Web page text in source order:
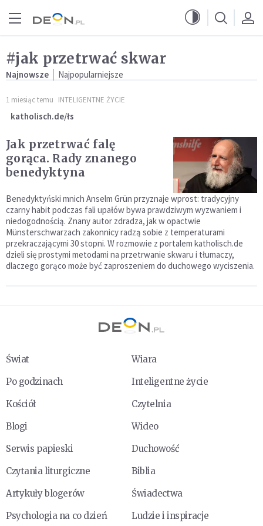
#jak przetrwać skwar
Najnowsze Najpopularniejsze
1 miesiąc temu INTELIGENTNE ŻYCIE
katholisch.de/łs
Jak przetrwać falę
gorąca. Rady znanego
benedyktyna
Benedyktyński mnich Anselm Grün przyznaje wprost: tradycyjny
czarny habit podczas fali upałów bywa prawdziwym wyzwaniem i
niedogodnością. Znany autor zdradza, jak w opactwie
Münsterschwarzach zakonnicy radzą sobie z temperaturami
przekraczającymi 30 stopni. W rozmowie z portalem katholisch.de
dzieli się prostymi metodami na przetrwanie skwaru i tłumaczy,
dlaczego gorąco może być zaproszeniem do duchowego wyciszenia.
Świat
Wiara
Po godzinach
Inteligentne życie
Kościół
Czytelnia
Blogi
Wideo
Serwis papieski
Duchowość
Czytania liturgiczne
Biblia
Artykuły blogerów
Świadectwa
Psychologia na co dzień
Ludzie i inspiracje